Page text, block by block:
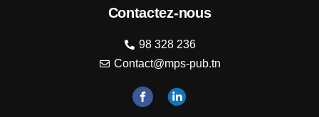
Contactez-nous
98 328 236
Contact@mps-pub.tn